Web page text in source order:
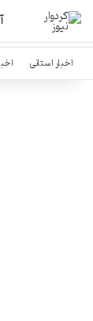
اخبار استانی